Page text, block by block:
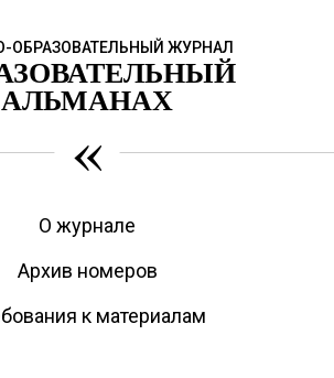
ОБРАЗОВАТЕЛЬНЫЙ ЖУРНАЛ
АЛЬМАНАХ
«
О журнале
Архив номеров
к материалам